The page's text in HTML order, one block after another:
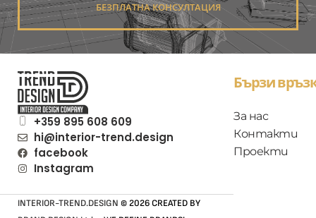
БЕЗПЛАТНА КОНСУЛТАЦИЯ
+359 895 608 609
hi@interior-trend.design
facebook
Instagram
Бързи
За нас
Контакти
Проекти
INTERIOR-TREND.DESIGN © 2026 CREATED BY